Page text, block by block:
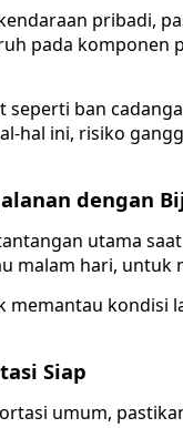
pribadi,
pada komponen
seperti ban
hal ini, risiko
dengan
utama
malam hari,
memantau kondisi
Siap
umum,